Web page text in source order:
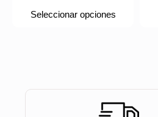
Seleccionar opciones